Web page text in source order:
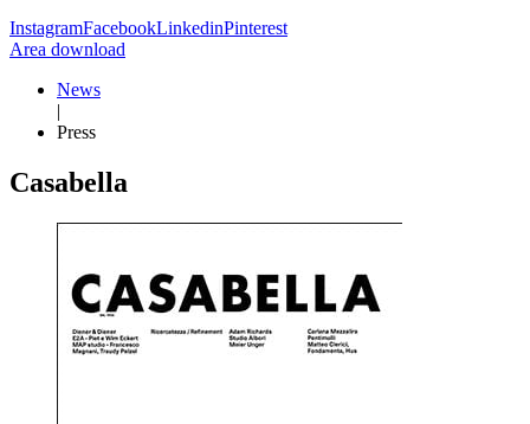
InstagramFacebookLinkedinPinterest
Area download
News
|
Press
Casabella